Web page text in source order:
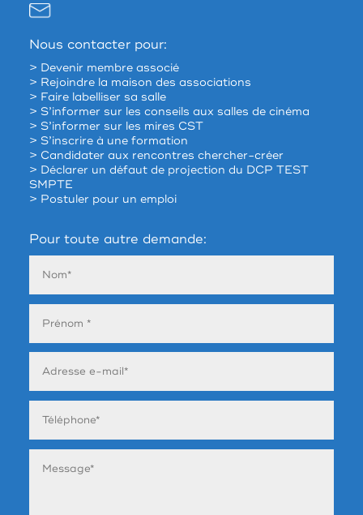
Nous contacter pour:
> Devenir membre associé
> Rejoindre la maison des associations
> Faire labelliser sa salle
> S’informer sur les conseils aux salles de cinéma
> S’informer sur les mires CST
> S’inscrire à une formation
> Candidater aux rencontres chercher-créer
> Déclarer un défaut de projection du DCP TEST
SMPTE
> Postuler pour un emploi
Pour toute autre demande: